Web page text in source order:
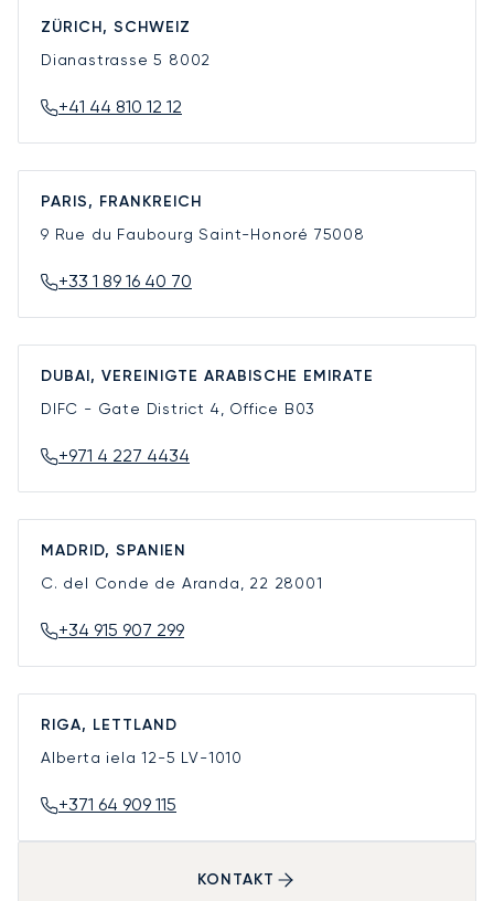
ZÜRICH, SCHWEIZ
Dianastrasse 5 8002
+41 44 810 12 12
PARIS, FRANKREICH
9 Rue du Faubourg Saint-Honoré 75008
+33 1 89 16 40 70
DUBAI, VEREINIGTE ARABISCHE EMIRATE
DIFC - Gate District 4, Office B03
+971 4 227 4434
MADRID, SPANIEN
C. del Conde de Aranda, 22 28001
+34 915 907 299
RIGA, LETTLAND
Alberta iela 12-5 LV-1010
+371 64 909 115
KONTAKT